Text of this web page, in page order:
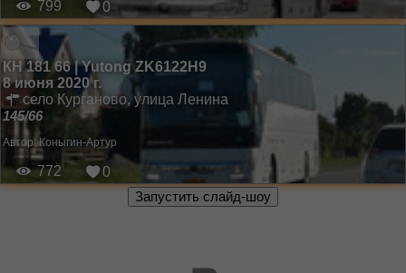
799 0
КН 181 66 | Yutong ZK6122H9
8 июня 2020 г.
село Курганово, улица Ленина
145/66
Автор:Коныгин-Артур
772 0